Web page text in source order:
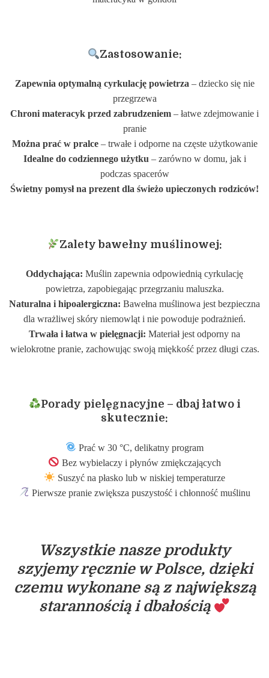
Zastosowanie:
Zapewnia optymalną cyrkulację powietrza– dziecko się nie
przegrzewa
Chroni materacyk przed zabrudzeniem – łatwe zdejmowanie i
pranie
Można prać w pralce– trwałe i odporne na częste użytkowanie
Idealne do codziennego użytku– zarówno w domu, jak i
podczas spacerów
Świetny pomysł na prezent dla świeżo upieczonych rodziców!
Zalety bawełny muślinowej:
Oddychająca: Muślin zapewnia odpowiednią cyrkulację
powietrza, zapobiegając przegrzaniu maluszka.
Naturalna i hipoalergiczna: Bawełna muślinowa jest bezpieczna
dla wrażliwej skóry niemowląt i nie powoduje podrażnień.
Trwała i łatwa w pielęgnacji: Materiał jest odporny na
wielokrotne pranie, zachowując swoją miękkość przez długi czas.
Porady pielęgnacyjne – dbaj łatwo i
skutecznie:
Prać w 30 °C, delikatny program
Bez wybielaczy i płynów zmiękczających
Suszyć na płasko lub w niskiej temperaturze
Pierwsze pranie zwiększa puszystość i chłonność muślinu
Wszystkie nasze produkty
szyjemy ręcznie w Polsce, dzięki
czemu wykonane są z największą
starannością i dbałością